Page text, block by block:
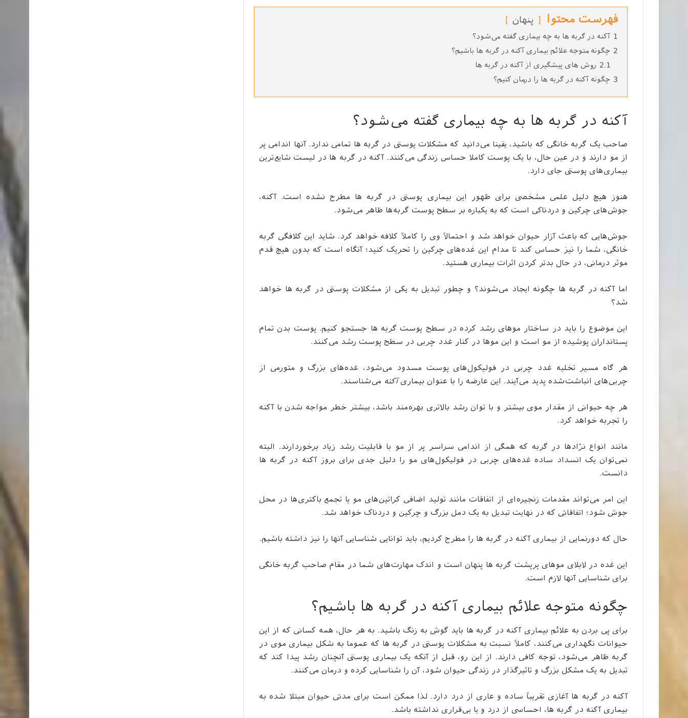
فهرست محتوا پنهان
1 آکنه در گربه ها به چه بیماری گفته می‌شود؟
2 چگونه متوجه علائم بیماری آکنه در گربه ها باشیم؟
2.1 روش های پیشگیری از آکنه در گربه ها
3 چگونه آکنه در گربه ها را درمان کنیم؟
آکنه در گربه ها به چه بیماری گفته می‌شود؟
صاحب یک گربه خانگی که باشید، یقینا می‌دانید که مشکلات پوستی در گربه ها تمامی ندارد. آنها اندامی پر
از مو دارند و در عین حال، با یک پوست کاملا حساس زندگی می‌کنند. آکنه در گربه ها در لیست شایع‌ترین
بیماری‌های پوستی جای دارد.
هنوز هیچ دلیل علمی مشخصی برای ظهور این بیماری پوستی در گربه ها مطرح نشده است. آکنه،
جوش‌های چرکین و دردناکی است که به یکباره بر سطح پوست گربه‌ها ظاهر می‌شود.
جوش‌هایی که باعث آزار حیوان خواهد شد و احتمالاً وی را کاملاً کلافه خواهد کرد. شاید این کلافگی گربه
خانگی، شما را نیز حساس کند تا مدام این غده‌های چرکین را تحریک کنید؛ آنگاه است که بدون هیچ قدم
موثر درمانی، در حال بدتر کردن اثرات بیماری هستید.
اما آکنه در گربه ها چگونه ایجاد می‌شوند؟ و چطور تبدیل به یکی از مشکلات پوستی در گربه ها خواهد
شد؟
این موضوع را باید در ساختار موهای رشد کرده در سطح پوست گربه‌ ها جستجو کنیم. پوست بدن تمام
پستانداران پوشیده از مو است و این موها در کنار غدد چربی در سطح پوست رشد می‌کنند.
هر گاه مسیر تخلیه غدد چربی در فولیکول‌های پوست مسدود می‌شود، غده‌های بزرگ و متورمی از
چربی‌های انباشت‌شده پدید می‌آیند. این عارضه را با عنوان بیماریآکنه می‌شناسند.
هر چه حیوانی از مقدار موی بیشتر و با توان رشد بالاتری بهره‌مند باشد، بیشتر خطر مواجه شدن با آکنه
را تجربه خواهد کرد.
مانند انواع نژادها در گربه که همگی از اندامی سراسر پر از مو با قابلیت رشد زیاد برخوردارند. البته
نمی‌توان یک انسداد ساده غده‌های چربی در فولیکول‌های مو را دلیل جدی برای بروز آکنه در گربه ها
دانست.
این امر می‌تواند مقدمات زنجیره‌ای از اتفاقات مانند تولید اضافی کراتین‌های مو یا تجمع باکتری‌ها در محل
جوش شود؛ اتفاقاتی که در نهایت تبدیل به یک دمل بزرگ و چرکین و دردناک خواهد شد.
حال که دورنمایی از بیماری آکنه در گربه ها را مطرح کردیم، باید توانایی شناسایی آنها را نیز داشته باشیم.
این غده در لابلای موهای پرپشت گربه‌ ها پنهان است و اندک مهارت‌های شما در مقام صاحب گربه خانگی
برای شناسایی آنها لازم است.
چگونه متوجه علائم بیماری آکنه در گربه ها باشیم؟
برای پی بردن به علائم بیماری آکنه در گربه ها باید گوش به زنگ باشید. به هر حال، همه کسانی که از این
حیوانات نگهداری می‌کنند، کاملاً نسبت به مشکلات پوستی در گربه ها که عموما به شکل بیماری موی در
گربه ظاهر می‌شود، توجه کافی دارند. از این رو، قبل از آنکه یک بیماری پوستی آنچنان رشد پیدا کند که
تبدیل به یک مشکل بزرگ و تاثیرگذار در زندگی حیوان شود، آن را شناسایی کرده و درمان می‌کنند.
آکنه در گربه ها آغازی تقریباً ساده و عاری از درد دارد. لذا ممکن است برای مدتی حیوان مبتلا شده به
بیماری آکنه در گربه ها، احساسی از درد و یا بی‌قراری نداشته باشد.